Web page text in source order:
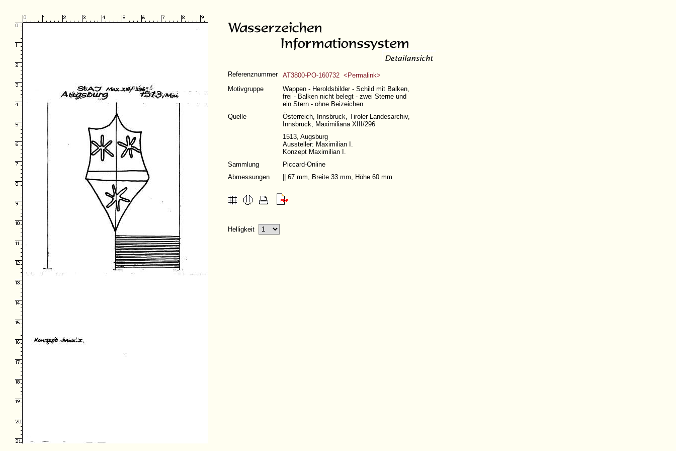
Referenznummer
AT3800-PO-160732 <Permalink>
Motivgruppe
Wappen - Heroldsbilder - Schild mit Balken,
frei - Balken nicht belegt - zwei Sterne und
ein Stern - ohne Beizeichen
Quelle
Österreich, Innsbruck, Tiroler Landesarchiv,
Innsbruck, Maximiliana XIII/296
1513, Augsburg
Aussteller: Maximilian I.
Konzept Maximilian I.
Sammlung
Piccard-Online
Abmessungen
|| 67 mm, Breite 33 mm, Höhe 60 mm
Helligkeit